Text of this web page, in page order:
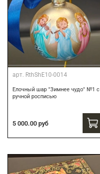
арт. RthShE10-0014
Елочный шар "Зимнее чудо" №1 с
ручной росписью
5 000.00 руб